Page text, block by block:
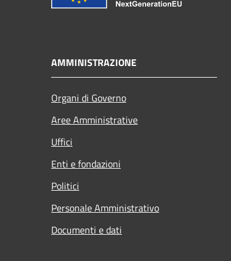
AMMINISTRAZIONE
Organi di Governo
Aree Amministrative
Uffici
Enti e fondazioni
Politici
Personale Amministrativo
Documenti e dati